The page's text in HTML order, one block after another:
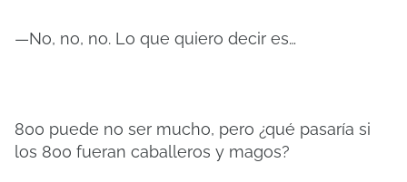
—No, no, no. Lo que quiero decir es…
800 puede no ser mucho, pero ¿qué pasaría si
los 800 fueran caballeros y magos?